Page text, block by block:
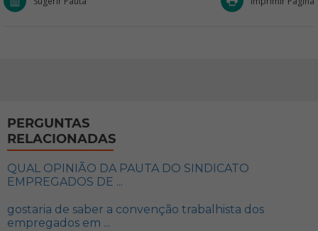
PERGUNTAS
RELACIONADAS
QUAL OPINIÃO DA PAUTA DO SINDICATO
EMPREGADOS DE ...
gostaria de saber a convenção trabalhista dos
empregados em ...